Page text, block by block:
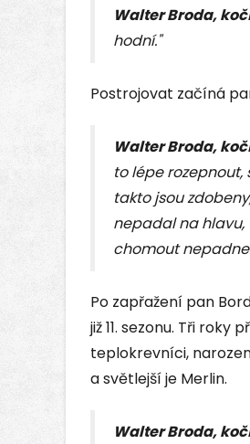
Walter Broda,
hodní."
Postrojovat začíná
Walter Broda,
to lépe rozepnout,
takto jsou
nepadal na hlavu,
chomout
Po zapřažení pan
již 11. sezonu. Tři
teplokrevníci,
a světlejší je Merlin.
Walter Broda,